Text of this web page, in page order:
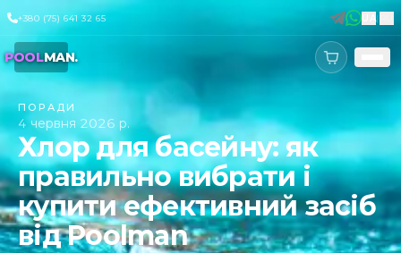
+380 (75) 641 32 65 UA |
POOLMAN.
ПОРАДИ
4 червня 2026 р.
Хлор для басейну: як
правильно вибрати і
купити ефективний засіб
від Poolman